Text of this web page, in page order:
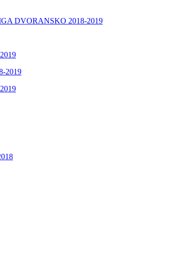
DVORANSKO 2018-2019
2019